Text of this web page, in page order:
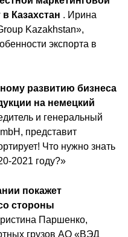
Казахстан . Ирина
Kazakhstan»,
экспорта в
развитию бизнеса
на немецкий
и генеральный
представит
Что нужно знать
2021 году?»
покажет
стороны
Паршенко,
грузов АО «ВЭД